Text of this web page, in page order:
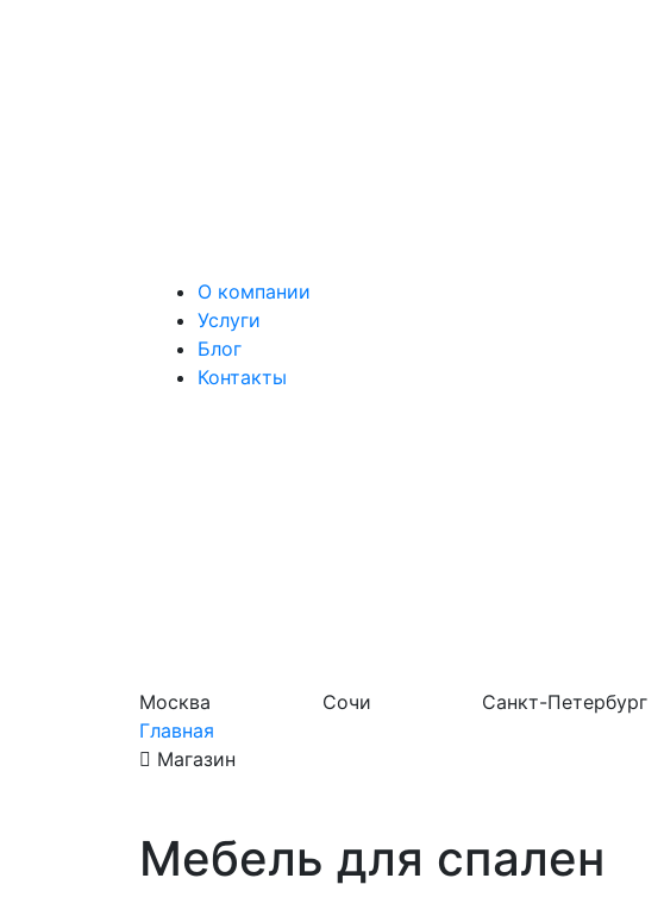
О компании
Услуги
Блог
Контакты
Москва
Сочи Санкт-Петербург
Главная
Магазин
Мебель для спален